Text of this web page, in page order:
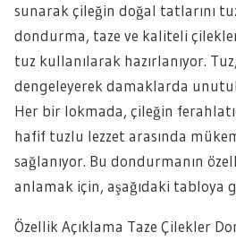
sunarak çileğin doğal tatlarını
dondurma, taze ve kaliteli
tuz kullanılarak hazırlanıyor.
dengeleyerek damaklarda
Her bir lokmada, çileğin
hafif tuzlu lezzet arasında
sağlanıyor. Bu dondurmanın
anlamak için, aşağıdaki tabloya
Özellik Açıklama Taze Çilekler